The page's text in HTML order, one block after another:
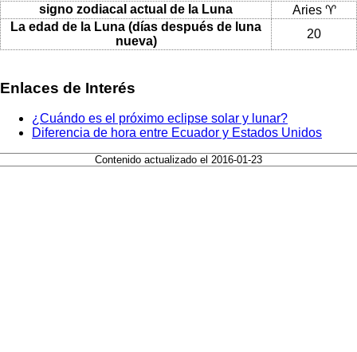
signo zodiacal actual de la Luna
Aries ♈
La edad de la Luna (días después de luna
nueva)
20
Enlaces de Interés
¿Cuándo es el próximo eclipse solar y lunar?
Diferencia de hora entre Ecuador y Estados Unidos
Contenido actualizado el 2016-01-23